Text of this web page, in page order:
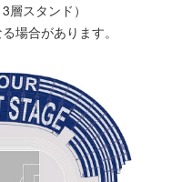
スタンド）
場合があります。